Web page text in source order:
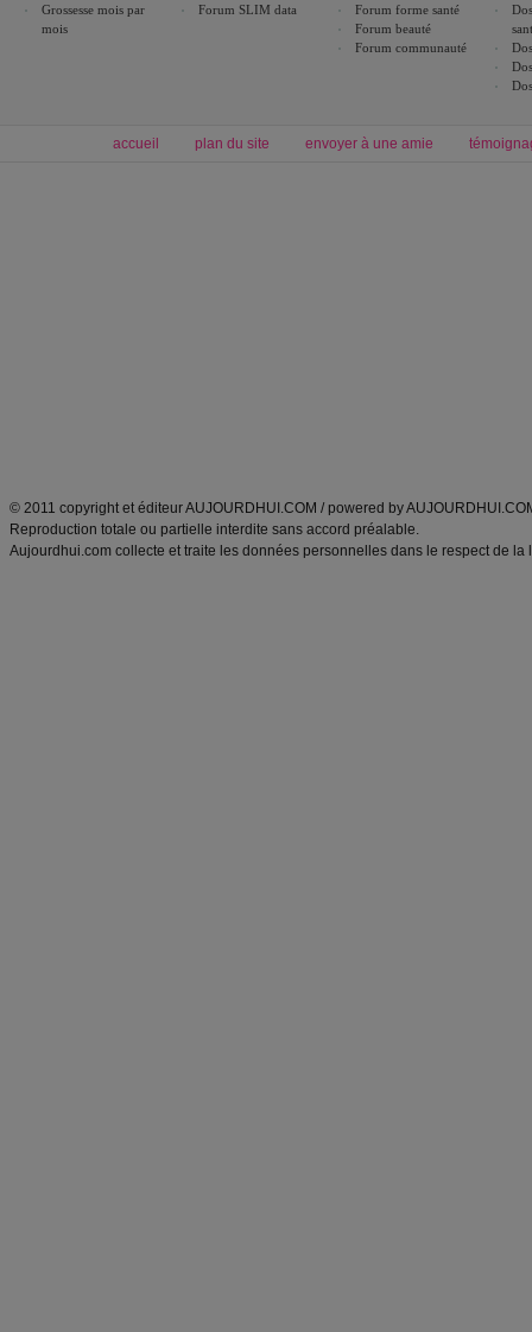
Grossesse mois par
mois
Forum SLIM data
Forum forme santé
Forum beauté
Forum communauté
accueil plan du site envoyer à une amie
© 2011 copyright et éditeur AUJOURDHUI.COM / powered by
Reproduction totale ou partielle interdite sans accord préalable.
Aujourdhui.com collecte et traite les données personnelles dans le respect de